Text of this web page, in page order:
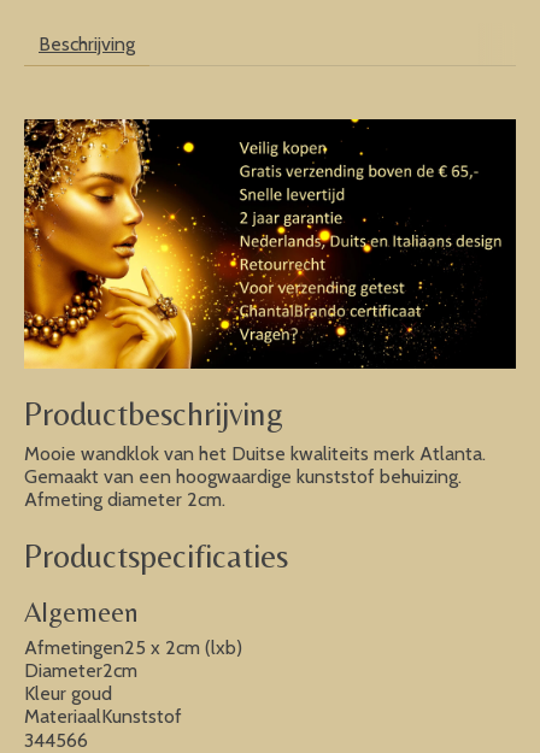
Beschrijving
Productbeschrijving
Mooie wandklok van het Duitse kwaliteits merk Atlanta.
Gemaakt van een hoogwaardige kunststof behuizing.
Afmeting diameter 2cm.
Productspecificaties
Algemeen
Afmetingen25 x 2cm (lxb)
Diameter2cm
Kleur goud
MateriaalKunststof
344566